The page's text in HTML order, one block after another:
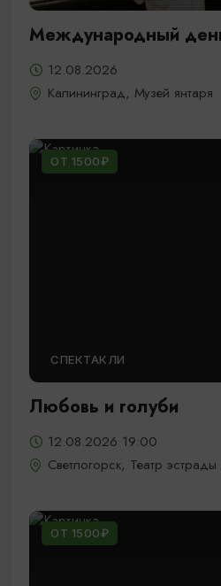
Международный
12.08.2026
Калининград, Музей янтаря
ОТ 1500₽
СПЕКТАКЛИ
Любовь и голуби
12.08.2026 19:00
Светлогорск, Театр
ОТ 1500₽